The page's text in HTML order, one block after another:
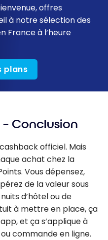
offres
à notre sélection des
France à l’heure
plans
Conclusion
officiel. Mais
achat chez la
Vous dépensez,
de la valeur sous
d’hôtel ou de
à mettre en place, ça
et ça s’applique à
commande en ligne.